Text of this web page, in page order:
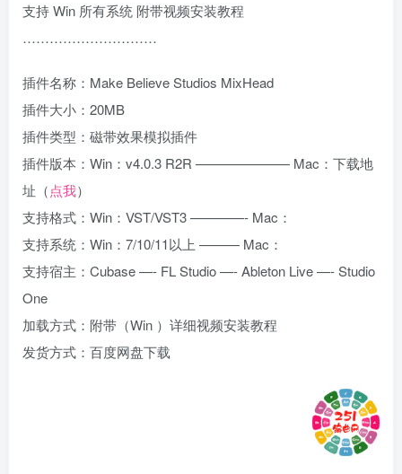
支持 Win 所有系统 附带视频安装教程
…………………………
插件名称：Make Believe Studios MixHead
插件大小：20MB
插件类型：磁带效果模拟插件
插件版本：Win：v4.0.3 R2R ——————— Mac：下载地
址（点我）
支持格式：Win：VST/VST3 ————- Mac：
支持系统：Win：7/10/11以上 ——— Mac：
支持宿主：Cubase —- FL Studio —- Ableton Live —- Studio
One
加载方式：附带（Win ）详细视频安装教程
发货方式：百度网盘下载